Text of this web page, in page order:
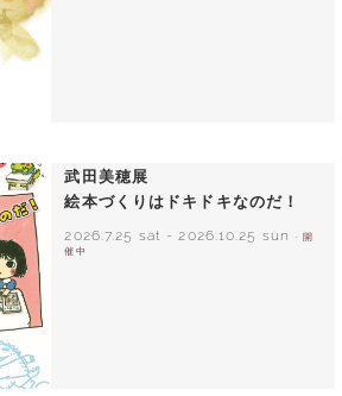
武田美穂展
絵本づくりはドキドキなのだ！
2026.7.25 sat -2026.10.25 sun
- 開
催中